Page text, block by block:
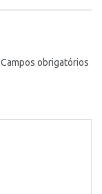
Campos obrigatórios